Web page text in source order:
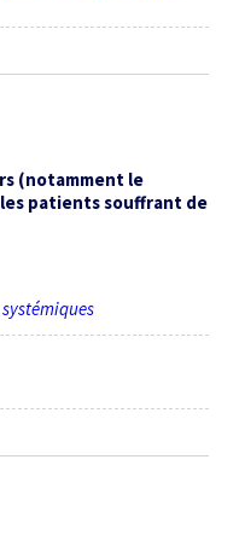
(notamment le
patients souffrant de